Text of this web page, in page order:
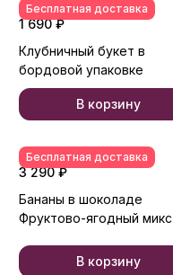
Бесплатная доставка
1 690 ₽
Клубничный букет в
бордовой упаковке
В корзину
Бесплатная доставка
3 290 ₽
Бананы в шоколаде
Фруктово-ягодный микс
В корзину